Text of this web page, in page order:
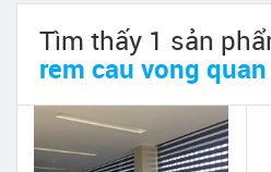
Tìm thấy 1 sản
rem cau vong